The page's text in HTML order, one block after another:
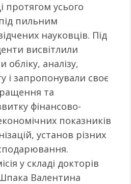
протягом усього
пильним
науковців. Під
висвітлили
обліку, аналізу,
і запропонували своє
та
фінансово-
показників
установ різних
у складі докторів
Валентина